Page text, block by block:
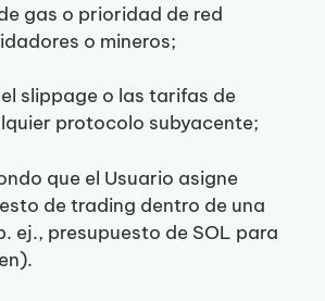
gas o prioridad de red
o mineros;
slippage o las tarifas de
protocolo subyacente;
que el Usuario asigne
de trading dentro de una
ej., presupuesto de SOL para